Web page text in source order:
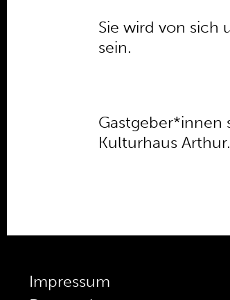
Sie wird von sich
sein.
Gastgeber*innen
Kulturhaus Arthur.
Impressum